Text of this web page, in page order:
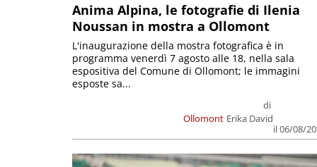
Anima Alpina, le fotografie di Ilenia
Noussan in mostra a Ollomont
Ollomont
di
Erika David
il 06/08/
L'inaugurazione della mostra fotografica è in
programma venerdì 7 agosto alle 18, nella sala
espositiva del Comune di Ollomont; le immagini
esposte sa...